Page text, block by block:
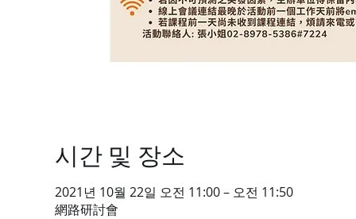
시간 및 장소
2021년 10월 22일 오전 11:00 – 오전 11:50
網路研討會